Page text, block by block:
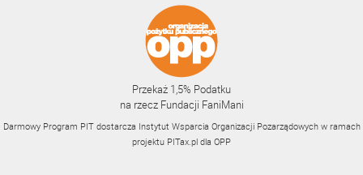
Przekaż 1,5% Podatku
na rzecz Fundacji FaniMani
Darmowy Program PIT dostarcza Instytut Wsparcia Organizacji Pozarządowych w ramach
projektu PITax.pl dla OPP